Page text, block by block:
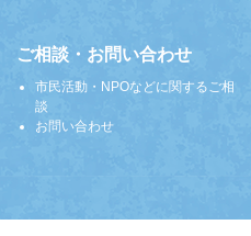
ご相談・お問い合わせ
市民活動・NPOなどに関するご相
談
お問い合わせ